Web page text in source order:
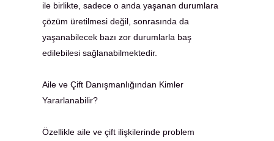
ile birlikte, sadece o anda yaşanan durumlara
çözüm üretilmesi değil, sonrasında da
yaşanabilecek bazı zor durumlarla baş
edilebilesi sağlanabilmektedir.
Aile ve Çift Danışmanlığından Kimler
Yararlanabilir?
Özellikle aile ve çift ilişkilerinde problem